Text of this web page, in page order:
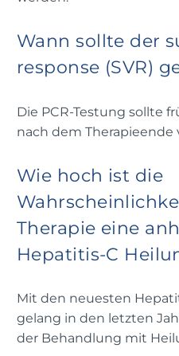
Wann sollte der
response (SVR)
Die PCR-Testung sollte
nach dem
Wie hoch ist die
Therapie eine
Hepatitis-C
Mit den neuesten
gelang in den letzten
der Behandlung mit